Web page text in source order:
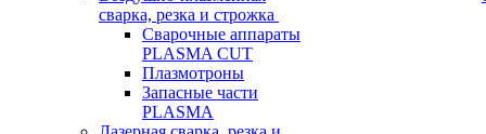
сварка, резка и строжка
Сварочные аппараты
PLASMA CUT
Плазмотроны
Запасные части
PLASMA